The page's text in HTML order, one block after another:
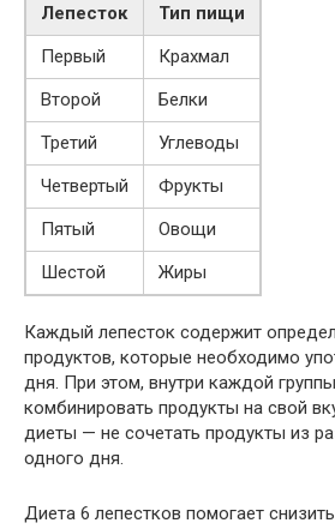
Лепесток
Тип пищи
Первый
Крахмал
Второй
Белки
Третий
Углеводы
Четвертый
Фрукты
Пятый
Овощи
Шестой
Жиры
Каждый лепесток содержит
продуктов, которые необходимо
дня. При этом, внутри каждой
комбинировать продукты на свой
диеты — не сочетать продукты из
одного дня.
Диета 6 лепестков помогает